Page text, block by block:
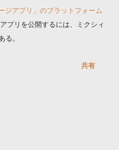
ジアプリ」のプラットフォーム
プリを公開するには、ミクシィ
る。
共有